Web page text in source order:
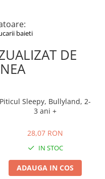
baieti
DE
Piticul Sleepy, Bullyland, 2-
3 ani +
28,07 RON
IN STOC
ADAUGA IN COS